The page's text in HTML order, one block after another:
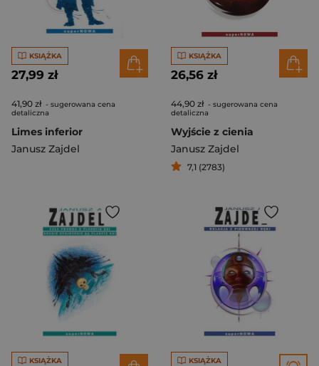
KSIĄŻKA
27,99 zł
41,90 zł - sugerowana cena
detaliczna
Limes inferior
Janusz Zajdel
KSIĄŻKA
26,56 zł
44,90 zł - sugerowana cena
detaliczna
Wyjście z cienia
Janusz Zajdel
7,1 (2783)
KSIĄŻKA KSIĄŻKA